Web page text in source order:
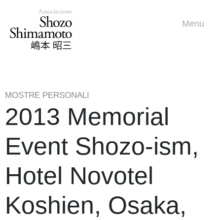
Menu
MOSTRE PERSONALI
2013 Memorial
Event Shozo-ism,
Hotel Novotel
Koshien, Osaka,